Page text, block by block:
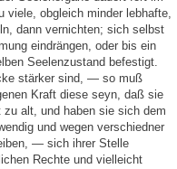
viele, obgleich minder lebhafte,
dann vernichten; sich selbst
eindrängen, oder bis ein
Seelenzustand befestigt.
stärker sind, — so muß
Kraft diese seyn, daß sie
alt, und haben sie sich dem
und wegen verschiedner
— sich ihrer Stelle
Rechte und vielleicht